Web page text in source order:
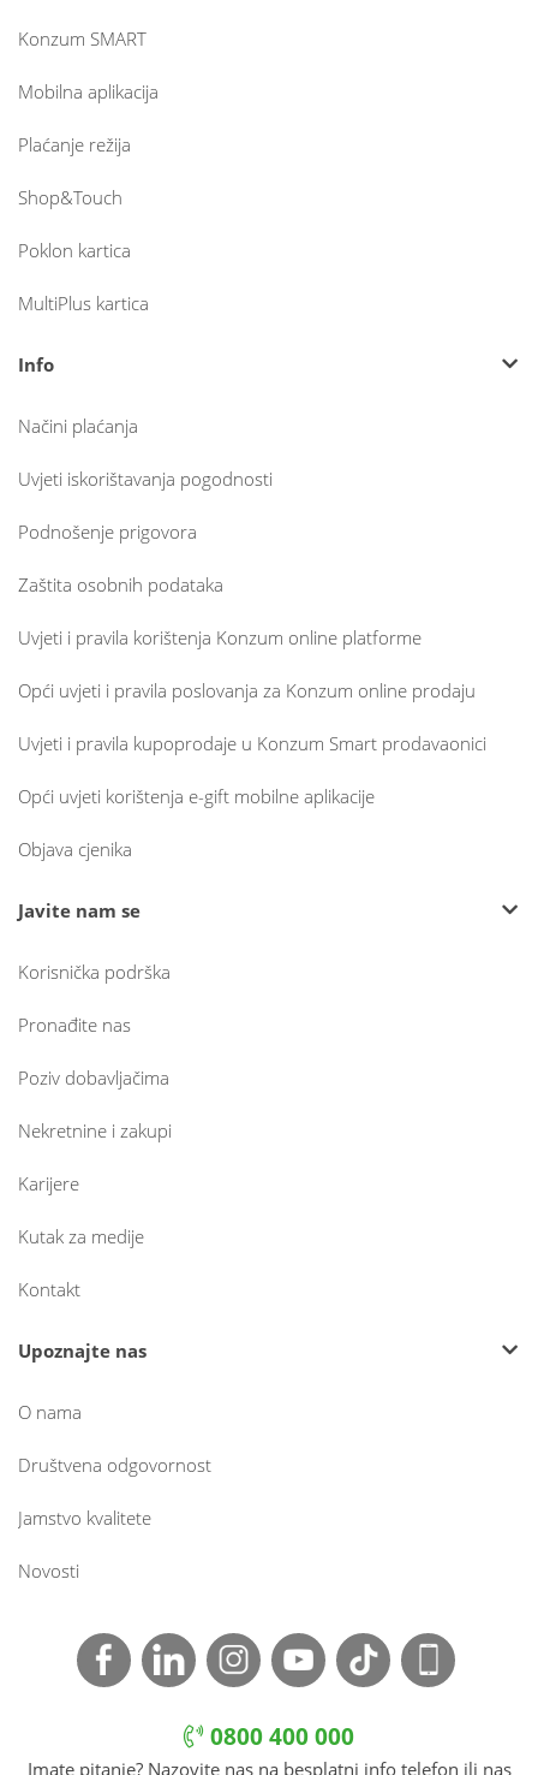
Konzum SMART
Mobilna aplikacija
Plaćanje režija
Shop&Touch
Poklon kartica
MultiPlus kartica
Info
Načini plaćanja
Uvjeti iskorištavanja pogodnosti
Podnošenje prigovora
Zaštita osobnih podataka
Uvjeti i pravila korištenja Konzum online platforme
Opći uvjeti i pravila poslovanja za Konzum online prodaju
Uvjeti i pravila kupoprodaje u Konzum Smart prodavaonici
Opći uvjeti korištenja e-gift mobilne aplikacije
Objava cjenika
Javite nam se
Korisnička podrška
Pronađite nas
Poziv dobavljačima
Nekretnine i zakupi
Karijere
Kutak za medije
Kontakt
Upoznajte nas
O nama
Društvena odgovornost
Jamstvo kvalitete
Novosti
0800 400 000
Imate pitanje? Nazovite nas na besplatni info telefon ili nas